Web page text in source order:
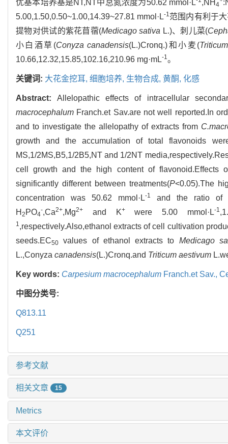
优基本培养基是NT,NT中总氮浓度为50.62 mmol·L
,NH 4
5.00,1.50,0.50~1.00,14.39~27.81 mmol·L-1 范围内有利于
提物对供试的紫花苜蓿(Medicago sativa L.)、刺儿菜(
小白酒草(Conyza canadensis(L.)Cronq.)和小麦(
10.66,12.32,15.85,102.16,210.96 mg·mL-1 。
关键词: 大花金挖耳, 细胞培养, 生物合成, 黄酮, 化感
Abstract:Allelopathic effects of intracellular
macrocephalum Franch.et Sav.are not well reported.In
and to investigate the allelopathy of extracts from
growth and the accumulation of total flavonoids
MS,1/2MS,B5,1/2B5,NT and 1/2NT
cell growth and the high content of flavonoid.Effects
significantly different between treatments(P<0.05).The
concentration was 50.62 mmol·L-1
and the ratio of
H 2 PO4
-,Ca2+,Mg2+ and K+were 5.00 mmol·L-1
1 ,respectively.Also,ethanol extracts of cell cultivation
seeds.EC50 values of ethanol extracts to Medicago
L.,Conyza canadensis(L.)Cronq.and Triticum aestivum
Key words: Carpesium macrocephalum Franch.et Sav.,
中图分类号:
Q813.11
Q251
参考文献
相关文章 15
Metrics
本文评价